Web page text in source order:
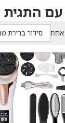
התגית
אחת